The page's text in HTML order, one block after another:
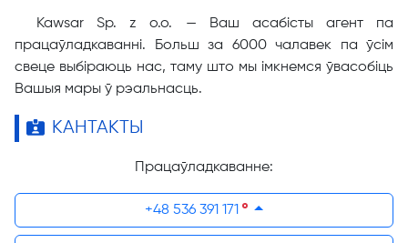
Kawsar Sp. z o.o. — Ваш асабісты агент па
працаўладкаванні. Больш за 6000 чалавек па ўсім
свеце выбіраюць нас, таму што мы імкнемся ўвасобіць
Вашыя мары ў рэальнасць.
КАНТАКТЫ
Працаўладкаванне:
+48 536 391 171